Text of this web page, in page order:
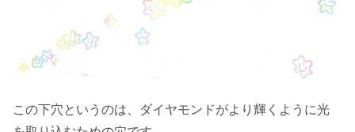
この下穴というのは、ダイヤモンドがより輝くように光